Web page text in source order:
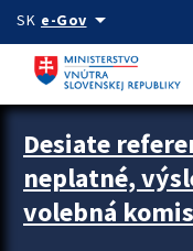
Preskocit na hlavný obsah
SK e-Govarrow_drop_down
Zastavit automatický posun
Desiate
neplatné,
volebná